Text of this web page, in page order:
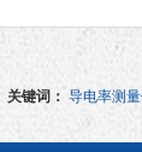
关键词：导电率测